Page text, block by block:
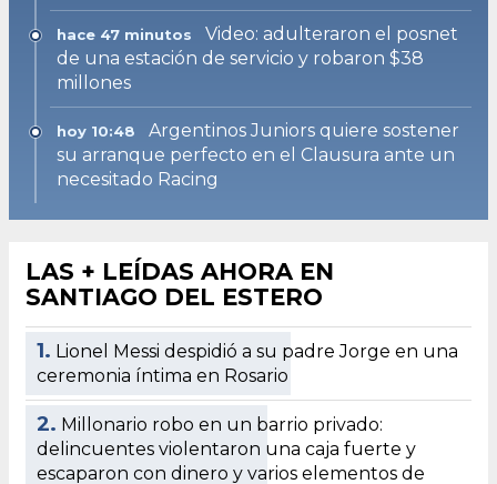
hace 47 minutos
Video: adulteraron el posnet
de una estación de servicio y robaron $38
millones
hoy 10:48
Argentinos Juniors quiere sostener
su arranque perfecto en el Clausura ante un
necesitado Racing
LAS + LEÍDAS AHORA EN
SANTIAGO DEL ESTERO
1. Lionel Messi despidió a su padre Jorge en una
ceremonia íntima en Rosario
2. Millonario robo en un barrio privado:
delincuentes violentaron una caja fuerte y
escaparon con dinero y varios elementos de